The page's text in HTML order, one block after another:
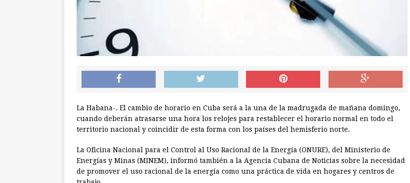
La Habana-. El cambio de horario en Cuba será a la una de la madrugada de mañana domingo,
cuando deberán atrasarse una hora los relojes para restablecer el horario normal en todo el
territorio nacional y coincidir de esta forma con los países del hemisferio norte.
La Oficina Nacional para el Control al Uso Racional de la Energía (ONURE), del Ministerio de
Energías y Minas (MINEM), informó también a la Agencia Cubana de Noticias sobre la necesidad
de promover el uso racional de la energía como una práctica de vida en hogares y centros de